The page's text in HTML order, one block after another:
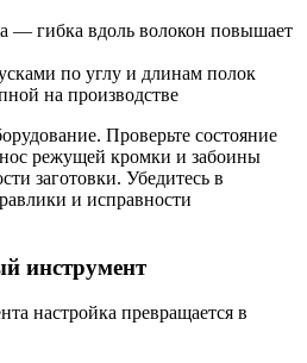
— гибка вдоль волокон повышает
по углу и длинам полок
на производстве
Проверьте состояние
режущей кромки и забоины
заготовки. Убедитесь в
и исправности
инструмент
настройка превращается в